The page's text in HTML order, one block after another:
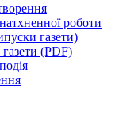
роботи
газети)
(PDF)